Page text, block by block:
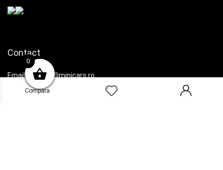
Compara
Contact
Email:contact@minicars.ro
office@minicars.ro
0